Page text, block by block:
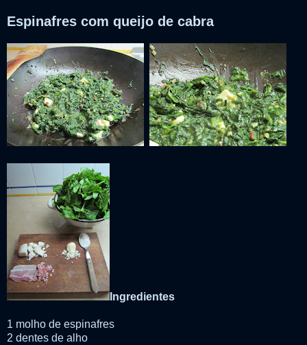
Espinafres com queijo de cabra
Ingredientes
1 molho de espinafres
2 dentes de alho